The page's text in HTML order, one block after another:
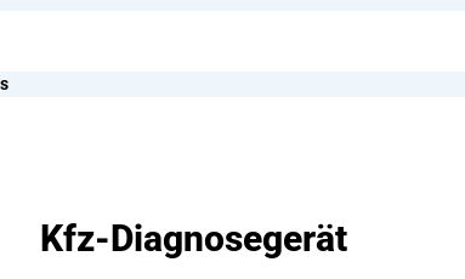
Kfz-Diagnosegerät